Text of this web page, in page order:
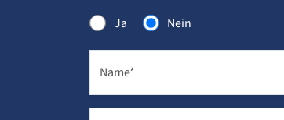
Ja Nein
Name*